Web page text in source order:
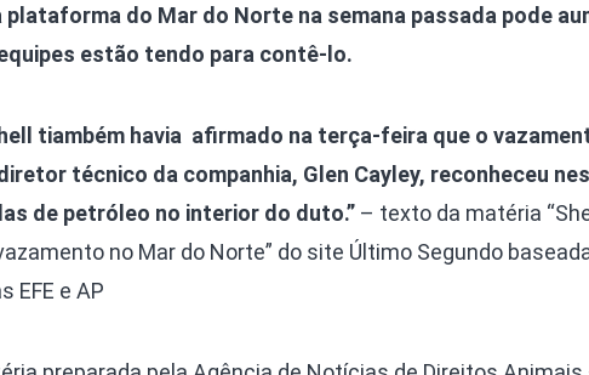
plataforma do Mar do Norte na semana passada pode
estão tendo para contê-lo.
tiambém havia afirmado na terça-feira que o
técnico da companhia, Glen Cayley, reconheceu
de petróleo no interior do duto.”– texto da matéria
no Mar do Norte” do site Último Segundo
EFE e AP